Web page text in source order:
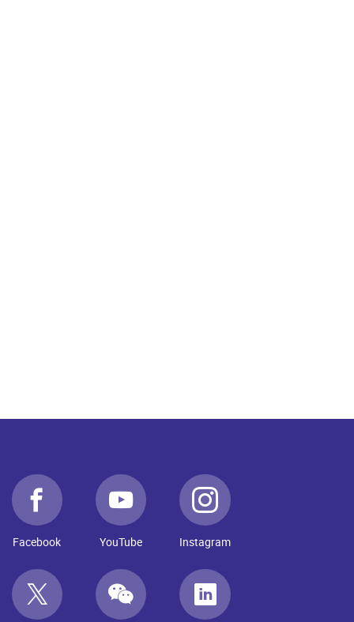
Facebook YouTube Instagram